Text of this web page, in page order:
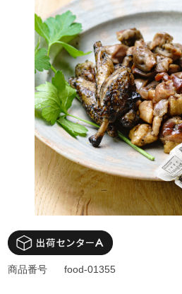
商品番号 food-01355